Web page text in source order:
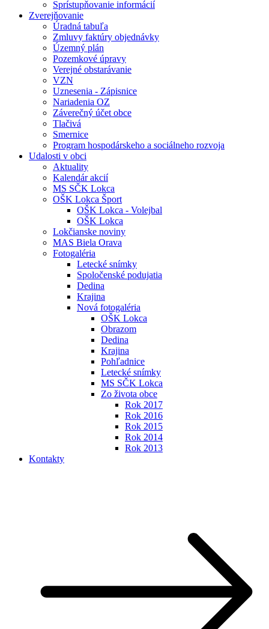
Sprístupňovanie informácií
Zverejňovanie
Úradná tabuľa
Zmluvy faktúry objednávky
Územný plán
Pozemkové úpravy
Verejné obstarávanie
VZN
Uznesenia - Zápisnice
Nariadenia OZ
Záverečný účet obce
Tlačivá
Smernice
Program hospodárskeho a sociálneho rozvoja
Udalosti v obci
Aktuality
Kalendár akcií
MS SČK Lokca
OŠK Lokca Šport
OŠK Lokca - Volejbal
OŠK Lokca
Lokčianske noviny
MAS Biela Orava
Fotogaléria
Letecké snímky
Spoločenské podujatia
Dedina
Krajina
Nová fotogaléria
OŠK Lokca
Obrazom
Dedina
Krajina
Pohľadnice
Letecké snímky
MS SČK Lokca
Zo života obce
Rok 2017
Rok 2016
Rok 2015
Rok 2014
Rok 2013
Kontakty